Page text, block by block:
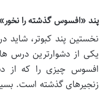
پند «افسوس گذشته را
نخستین پند کبوتر، شاید
یکی از دشوارترین درس
افسوس چیزی را که از
زنجیرهای گذشته است.